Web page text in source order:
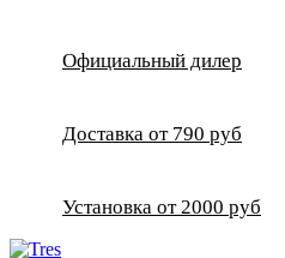
Официальный дилер
Доставка от 790 руб
Установка от 2000 руб